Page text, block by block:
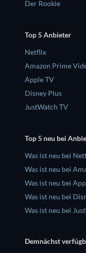
Der Rookie
Top 5 Anbieter
Netflix
Amazon Prime
Apple TV
Disney Plus
JustWatch TV
Top 5 neu bei
Was ist neu bei
Was ist neu bei
Was ist neu bei
Was ist neu bei
Was ist neu bei
Demnächst